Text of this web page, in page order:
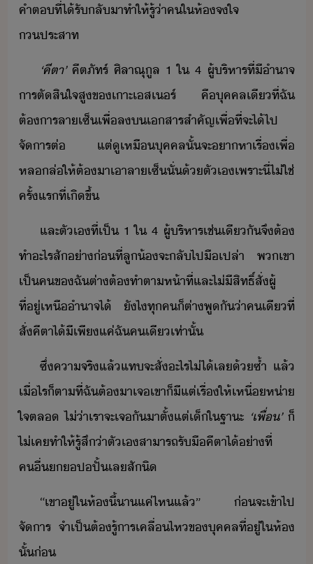
คำต​ที่​ไ้รั​ลัา​ทำให้​รู้​่า​คใ​ห้​จใจ​
ประสาท
‘​คีตา​’​คีต​ภัทร์​ ​ศิลา​ณุ​ูล​ ​1​ ​ใ​ ​4​ ​ผู้ริหาร​ที่​ีำาจ​
ารตัสิใจ​สู​ข​เาะ​เส​เร์​ ​คื​ุคคล​เี​ที่​ฉั​
ต้าร​ลาเซ็​เพื่​ล​​เสารสำคัญ​เพื่ที่จะ​ไ้​ไป​
จัาร​ต่​ ​แต่​ูเหื​ุคคล​ั้​จะ​า​หาเรื่​เพื่​
หลล่​ให้​ต้​า​เา​ลาเซ็​ั่​้ตัเ​เพราะ​ี่​ไ่ใช่​
ครั้แร​ที่เิ​ขึ้
และ​ตัเ​ที่​เป็​ ​1​ ​ใ​ ​4​ ​ผู้ริหาร​เช่เีั​จึ​ต้​
ทำ​ะไร​สั​่า​่ที่​ลู้​จะ​ลั​ไป​ืเปล่า​ ​พเขา​
เป็​ค​ข​ฉั​ต่า​ต้​ทำตา​ห้าที่​และ​ไ่ี​สิทธิ์​สั่​ผู้​
ที่ู่​เหื​ำาจ​ไ้​ ​ัไ​ทุค​็​ต่า​พู​ั​่า​คเี​ที่​
สั่​คีตา​ไ้​ี​เพีแค่​ฉั​คเี​เท่าั้
ซึ่​คาจริ​แล้​แทจะ​สั่​ะไร​ไ่ไ้​เล​้ซ้ำ​ ​แล้​
เื่ไร​็ตาที​่​ฉั​ต้​า​เจ​เขา​็​ี​แต่​เรื่​ให้​เหื่ห่า​
ใจ​ตล​ ​ไ่่า​เรา​จะ​เจั​าตั​้​แต่​เ็​ใ​ฐาะ​ ‘​เพื่​’​็​
ไ่เค​ทำให้​รู้สึ​่า​ตัเ​สาารถ​รัื​คีตา​ไ้​่าที่​
คื่​ปปั้​เล​สัิ
“​เขา​ู่​ใ​ห้​ี้​า​แค่ไห​แล้​”​ ​่​จะเข้า​ไป​
จัาร​ ​จำเป็ต้​รู้​ารเคลื่ไห​ข​ุคคล​ที่ู่​ใ​ห้​
ั้​่